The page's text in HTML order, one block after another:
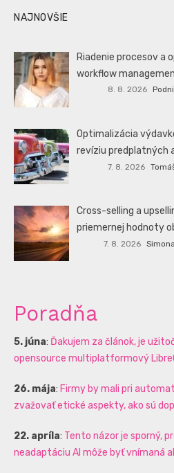
NAJNOVŠIE
Riadenie procesov a
workflow
8. 8. 2026
Optimalizácia
revíziu predplatných
7. 8. 2026
Cross-selling a
priemernej hodnoty
7. 8. 2026
Poradňa
5. júna: Ďakujem za článok, je
opensource multiplatformový
26. mája: Firmy by mali pri
zvažovať etické aspekty, ako sú
22. apríla: Tento názor je sporný,
neadaptáciu AI môže byť vnímaná